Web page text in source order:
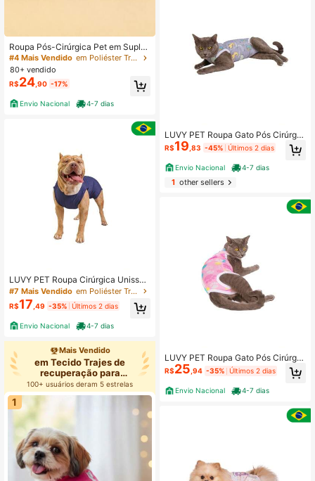
Roupa Pós-Cirúrgica Pet em Suplex
– Macacão Para Castração De Cãe
s e Gatos (Tam. 1 ao 16)
#4 Mais Vendido
em Poliéster Trajes de recuperação para animais de
80+ vendido
R$24 ,90 -17%
Envio Nacional 4-7 dias
LUVY PET Roupa Cirúrgica Unissex
UV Castração Cães Azul Jeans
#7 Mais Vendido em Poliéster Trajes de recuperação para animais de
R$17 ,49 -35% Últimos 2 dias
Envio Nacional 4-7 dias
Mais Vendido
em Tecido Trajes de
recuperação para
animais de es
100+ usuários deram 5 estrelas
1
LUVY PET Roupa Gato Pós Cirúrgic
a Castração Dinossauro Cinza
R$19 ,83 -45% Últimos 2 dias
Envio Nacional 4-7 dias
1other sellers
LUVY PET Roupa Gato Pós Cirúrgic
a Castração Patas Rosa
R$25 ,94 -35% Últimos 2 dias
Envio Nacional 4-7 dias